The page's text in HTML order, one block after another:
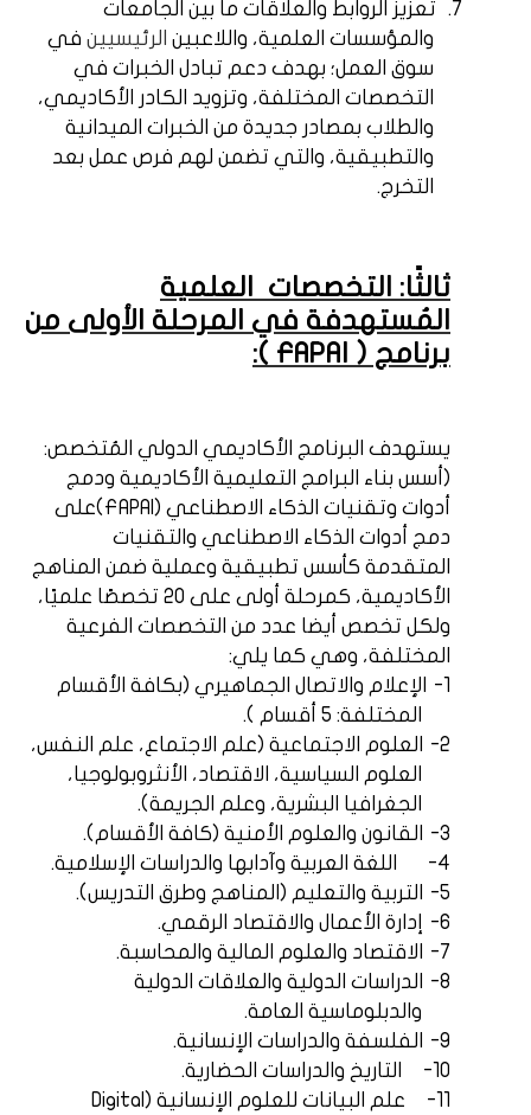
7.
تعزيز الروابط والعلاقات ما بين الجامعات
والمؤسسات العلمية، واللاعبين الرئيسيينفي
سوق العمل؛ بهدف دعم تبادل الخبرات في
التخصصات المختلفة، وتزويد الكادر الأكاديمي،
والطلاب بمصادر جديدة من الخبرات الميدانية
والتطبيقية، والتي تضمن لهم فرص عمل بعد
التخرج.
ثالثًا: التخصصات
العلمية
المُستهدفة في المرحلة الأولى من
برنامج ( FAPAI
):
يستهدف البرنامج الأكاديمي الدولي المُتخصص:
(أسس بناء البرامج التعليمية الأكاديمية ودمج
أدوات وتقنيات الذكاء الاصطناعي ( FAPAI)على
دمج أدوات الذكاء الاصطناعي والتقنيات
المتقدمة كأسس تطبيقية وعملية ضمن المناهج
الأكاديمية، كمرحلة أولى على 20 تخصصًا علميًا،
ولكل تخصص أيضا عدد من التخصصات الفرعية
المختلفة، وهي كما يلي:
1-
الإعلام والاتصال الجماهيري (بكافة الأقسام
المختلفة: 5 أقسام ).
2-
العلوم الاجتماعية (علم الاجتماع، علم النفس،
العلوم السياسية، الاقتصاد، الأنثروبولوجيا،
الجغرافيا البشرية، وعلم الجريمة).
3-
القانون والعلوم الأمنية (كافة الأقسام).
4-
اللغة العربية وآدابها والدراسات الإسلامية.
5-
التربية والتعليم (المناهج وطرق التدريس).
6-
إدارة الأعمال والاقتصاد الرقمي.
7-
الاقتصاد والعلوم المالية والمحاسبة.
8-
الدراسات الدولية والعلاقات الدولية
والدبلوماسية العامة.
9-
الفلسفة والدراسات الإنسانية.
10-
التاريخ والدراسات الحضارية.
11-
علم البيانات للعلوم الإنسانية ( Digital